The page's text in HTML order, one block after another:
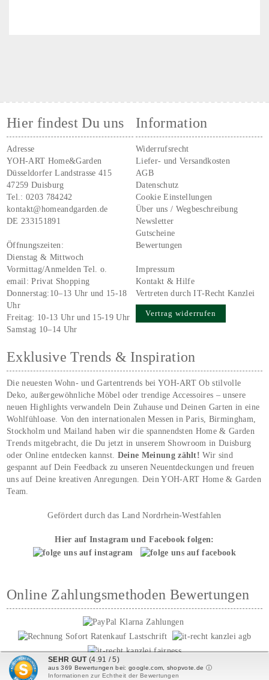
Hier findest Du uns
Adresse
YOH-ART Home&Garden
Düsseldorfer Landstrasse 415
47259 Duisburg
Tel.:0203 784242
kontakt@homeandgarden.de
DE 233151891
Öffnungszeiten:
Dienstag & Mittwoch
Vormittag/Anmelden Tel. o.
email:Privat Shopping
Donnerstag:10–13 Uhr und 15-18
Uhr
Freitag: 10-13 Uhr und 15-19 Uhr
Samstag 10–14 Uhr
Information
Widerrufsrecht
Liefer- und Versandkosten
AGB
Datenschutz
Cookie Einstellungen
Über uns / Wegbeschreibung
Newsletter
Gutscheine
Bewertungen
Impressum
Kontakt & Hilfe
Vertreten durch IT-Recht Kanzlei
Vertrag widerrufen
Exklusive Trends & Inspiration
Die neuesten Wohn- und Gartentrends bei YOH‑ART Ob stilvolle
Deko, außergewöhnliche Möbel oder trendige Accessoires – unsere
neuen Highlights verwandeln Dein Zuhause und Deinen Garten in eine
Wohlfühloase. Von den internationalen Messen in Paris, Birmingham,
Stockholm und Mailand haben wir die spannendsten Home & Garden
Trends mitgebracht, die Du jetzt in unserem Showroom in Duisburg
oder Online entdecken kannst. Deine Meinung zählt!Wir sind
gespannt auf Dein Feedback zu unseren Neuentdeckungen und freuen
uns auf Deine kreativen Anregungen. Dein YOH‑ART Home & Garden
Team.
Gefördert durch das Land Nordrhein-Westfahlen
Hier auf Instagram und Facebook folgen:
Online Zahlungsmethoden Bewertungen
SEHR GUT (4.91 / 5)
aus369 Bewertungen bei: google.com, shopvote.de ⓘ
Informationen zur Echtheit der Bewertungen